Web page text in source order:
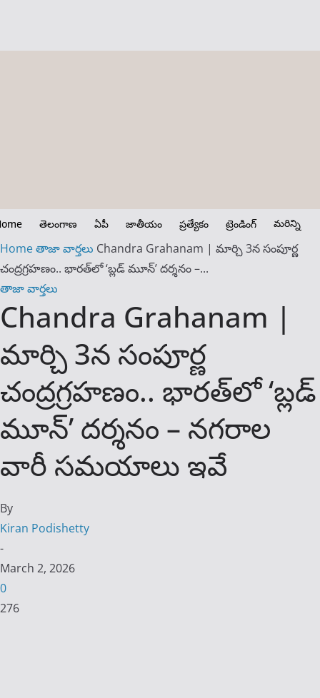
తెలంగాణ ఏపీ జాతీయం ప్రత్యేకం ట్రెండింగ్ మరిన్ని
Homeతాజా వార్తలు Chandra Grahanam | మార్చి 3న సంపూర్ణ
చంద్రగ్రహణం.. భారత్‌లో ‘బ్లడ్ మూన్’ దర్శనం –...
తాజా వార్తలు
Chandra Grahanam |
మార్చి 3న సంపూర్ణ
చంద్రగ్రహణం.. భారత్‌లో ‘బ్లడ్
మూన్’ దర్శనం – నగరాల
వారీ సమయాలు ఇవే
By
Kiran Podishetty
-
March 2, 2026
0
276